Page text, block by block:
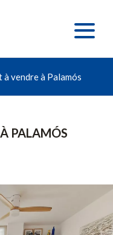
vendre à Palamós
PALAMÓS